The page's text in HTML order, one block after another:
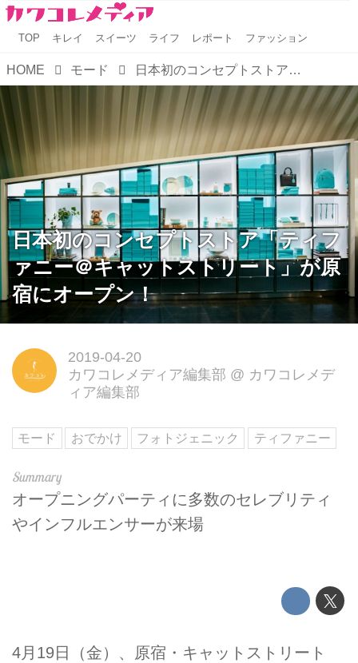
TOP キレイ スイーツ ライフ レポート ファッション
HOME モード 日本初のコンセプトストア「ティファニー＠キャットストリート」が原宿にオープン！
日本初のコンセプトストア「ティフ
ァニー＠キャットストリート」が原
宿にオープン！
2019-04-20
カワコレメディア編集部 @ カワコレメデ
ィア編集部
モード おでかけ フォトジェニック ティファニー
オープニングパーティに多数のセレブリティ
やインフルエンサーが来場
4月19日（金）、原宿・キャットストリート